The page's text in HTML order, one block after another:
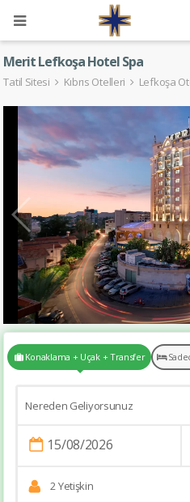
Merit Lefkoşa Hotel Spa
Tatil Sitesi Kıbrıs Otelleri Lefkoşa
Konaklama + Uçak + Transfer